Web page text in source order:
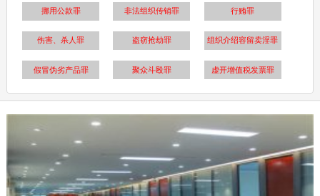
挪用公款罪 非法组织传销罪 行贿罪
伤害、杀人罪 盗窃抢劫罪 组织介绍容留卖淫罪
假冒伪劣产品罪 聚众斗殴罪 虚开增值税发票罪